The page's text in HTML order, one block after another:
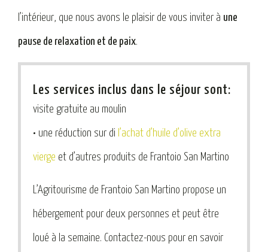
l’intérieur, que nous avons le plaisir de vous inviter à une
pause de relaxation et de paix.
Les services inclus dans le séjour sont:
visite gratuite au moulin
• une réduction sur di l’achat d’huile d’olive extra
vierge et d’autres produits de Frantoio San Martino
L’Agritourisme de Frantoio San Martino propose un
hébergement pour deux personnes et peut être
loué à la semaine. Contactez-nous pour en savoir